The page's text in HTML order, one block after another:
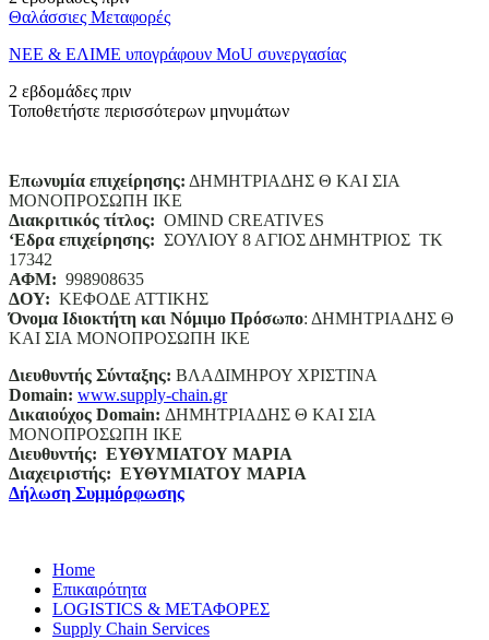
Θαλάσσιες Μεταφορές
ΝΕΕ & ΕΛΙΜΕ υπογράφουν MoU συνεργασίας
2 εβδομάδες πριν
Τοποθετήστε περισσότερων μηνυμάτων
Επωνυμία επιχείρησης: ΔΗΜΗΤΡΙΑΔΗΣ Θ ΚΑΙ ΣΙΑ
ΜΟΝΟΠΡΟΣΩΠΗ ΙΚΕ
Διακριτικός τίτλος: ΟΜΙΝD CREATIVES
‘Eδρα επιχείρησης: ΣΟΥΛΙΟΥ 8 ΑΓΙΟΣ ΔΗΜΗΤΡΙΟΣ ΤΚ
17342
ΑΦΜ: 998908635
ΔΟΥ: ΚΕΦΟΔΕ ΑΤΤΙΚΗΣ
Όνομα Ιδιοκτήτη και Νόμιμο Πρόσωπο: ΔΗΜΗΤΡΙΑΔΗΣ Θ
ΚΑΙ ΣΙΑ ΜΟΝΟΠΡΟΣΩΠΗ ΙΚΕ
Διευθυντής Σύνταξης: ΒΛΑΔΙΜΗΡΟΥ ΧΡΙΣΤΙΝΑ
Domain: www.supply-chain.gr
Δικαιούχος Domain: ΔΗΜΗΤΡΙΑΔΗΣ Θ ΚΑΙ ΣΙΑ
ΜΟΝΟΠΡΟΣΩΠΗ ΙΚΕ
Διευθυντής: ΕΥΘΥΜΙΑΤΟΥ ΜΑΡΙΑ
Διαχειριστής: ΕΥΘΥΜΙΑΤΟΥ ΜΑΡΙΑ
Δήλωση Συμμόρφωσης
Home
Επικαιρότητα
LOGISTICS & ΜΕΤΑΦΟΡΕΣ
Supply Chain Services